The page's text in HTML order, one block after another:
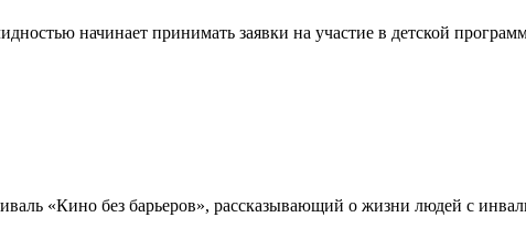
начинает принимать заявки на участие в детской
«Кино без барьеров», рассказывающий о жизни людей с